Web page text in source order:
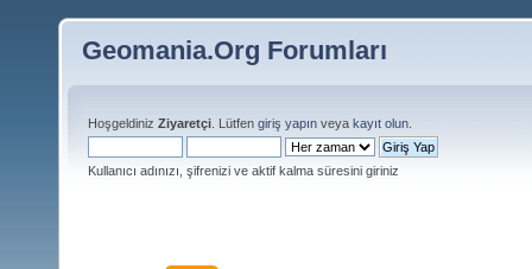
Geomania.Org Forumları
Hoşgeldiniz Ziyaretçi . Lütfen giriş yapın veya kayıt olun
Kullanıcı adınızı, şifrenizi ve aktif kalma süresini giriniz